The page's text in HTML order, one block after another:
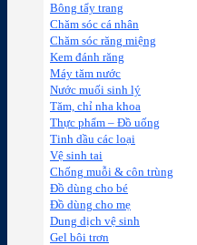
Bông tẩy trang
Chăm sóc cá nhân
Chăm sóc răng miệng
Kem đánh răng
Máy tăm nước
Nước muối sinh lý
Tăm, chỉ nha khoa
Thực phẩm – Đồ uống
Tinh dầu các loại
Vệ sinh tai
Chống muỗi & côn trùng
Đồ dùng cho bé
Đồ dùng cho mẹ
Dung dịch vệ sinh
Gel bôi trơn